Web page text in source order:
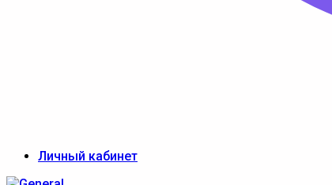
Личный кабинет